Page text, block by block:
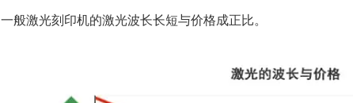
一般激光刻印机的激光波长长短与价格成正比。